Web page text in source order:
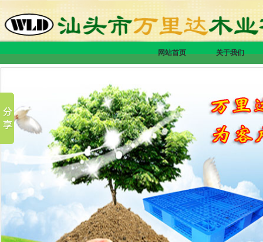
网站首页 关于我们